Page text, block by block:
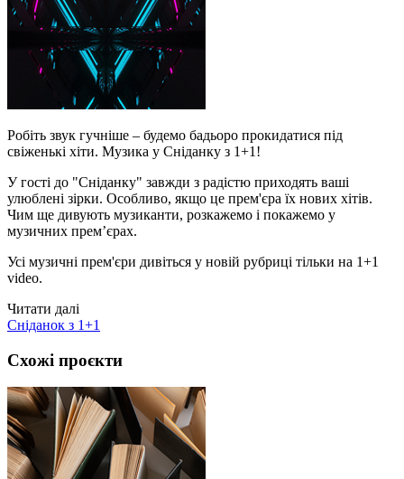
Робіть звук гучніше – будемо бадьоро прокидатися під
свіженькі хіти. Музика у Сніданку з 1+1!
У гості до "Сніданку" завжди з радістю приходять ваші
улюблені зірки. Особливо, якщо це прем'єра їх нових хітів.
Чим ще дивують музиканти, розкажемо і покажемо у
музичних прем’єрах.
Усі музичні прем'єри дивіться у новій рубриці тільки на 1+1
video.
Читати далі
Сніданок з 1+1
Схожі проєкти